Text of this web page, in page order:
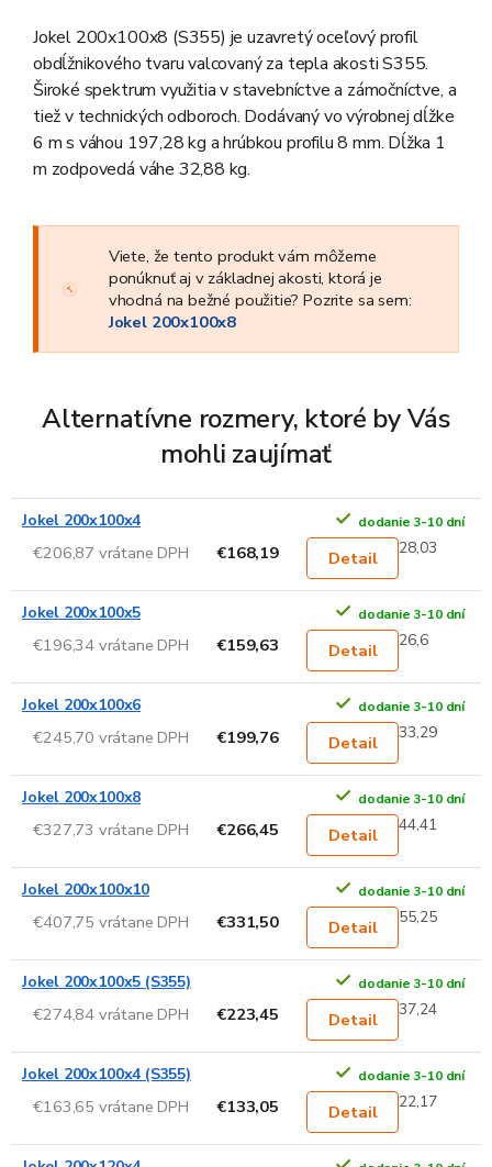
Jokel 200x100x8 (S355) je uzavretý oceľový profil
obdĺžnikového tvaru valcovaný za tepla akosti S355.
Široké spektrum využitia v stavebníctve a zámočníctve, a
tiež v technických odboroch. Dodávaný vo výrobnej dĺžke
6 m s váhou 197,28 kg a hrúbkou profilu 8 mm. Dĺžka 1
m zodpovedá váhe 32,88 kg.
Viete, že tento produkt vám môžeme
ponúknuť aj v základnej akosti, ktorá je
vhodná na bežné použitie? Pozrite sa sem:
Jokel 200x100x8
Alternatívne rozmery, ktoré by Vás
mohli zaujímať
Jokel 200x100x4 dodanie 3-10 dní
€206,87 vrátane DPH €168,19 Detail 28,03
Jokel 200x100x5 dodanie 3-10 dní
€196,34 vrátane DPH €159,63 Detail 26,6
Jokel 200x100x6 dodanie 3-10 dní
€245,70 vrátane DPH €199,76 Detail 33,29
Jokel 200x100x8 dodanie 3-10 dní
€327,73 vrátane DPH €266,45 Detail 44,41
Jokel 200x100x10 dodanie 3-10 dní
€407,75 vrátane DPH €331,50 Detail 55,25
Jokel 200x100x5 (S355) dodanie 3-10 dní
€274,84 vrátane DPH €223,45 Detail 37,24
Jokel 200x100x4 (S355) dodanie 3-10 dní
€163,65 vrátane DPH €133,05 Detail 22,17